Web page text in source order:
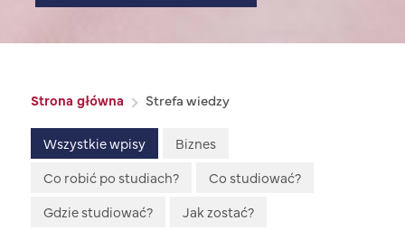
Ścieżka nawigacyjna
Strona główna Strefa wiedzy
Strefa wiedzy
Wszystkie wpisy
Biznes
Co robić po studiach?
Co studiować?
Gdzie studiować?
Jak zostać?